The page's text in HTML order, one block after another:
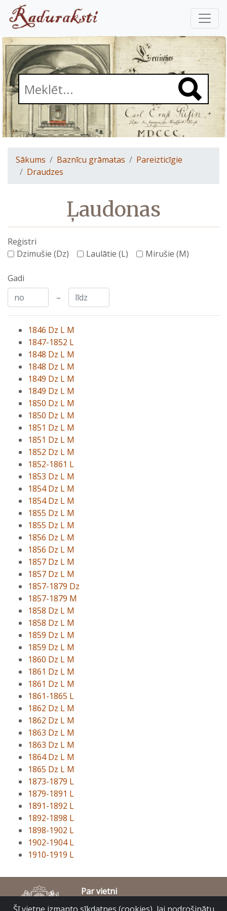
Sākums Baznīcu grāmatas
Pareizticīgie
Draudzes
Ļaudonas
Reģistri
Dzimušie (Dz)
Laulātie (L) Mirušie (M)
Gadi
–
1846 Dz L M
1847-1852 L
1848 Dz L M
1848 Dz L M
1849 Dz L M
1849 Dz L M
1850 Dz L M
1850 Dz L M
1851 Dz L M
1851 Dz L M
1852 Dz L M
1852-1861 L
1853 Dz L M
1854 Dz L M
1854 Dz L M
1855 Dz L M
1855 Dz L M
1856 Dz L M
1856 Dz L M
1857 Dz L M
1857 Dz L M
1857-1879 Dz
1857-1879 M
1858 Dz L M
1858 Dz L M
1859 Dz L M
1859 Dz L M
1860 Dz L M
1861 Dz L M
1861 Dz L M
1861-1865 L
1862 Dz L M
1862 Dz L M
1863 Dz L M
1863 Dz L M
1864 Dz L M
1865 Dz L M
1873-1879 L
1879-1891 L
1891-1892 L
1892-1898 L
1898-1902 L
1902-1904 L
1910-1919 L
Par vietni
Piekļūstamības paziņojums